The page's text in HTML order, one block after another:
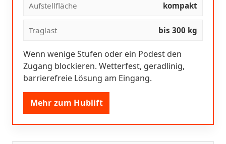
Aufstellfläche kompakt
Traglast bis 300 kg
Wenn wenige Stufen oder ein Podest den
Zugang blockieren. Wetterfest, geradlinig,
barrierefreie Lösung am Eingang.
Mehr zum Hublift